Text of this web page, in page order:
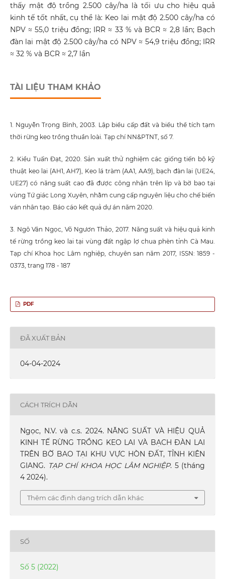
thấy mật độ trồng 2.500 cây/ha là tối ưu cho hiệu quả
kinh tế tốt nhất, cụ thể là: Keo lai mật độ 2.500 cây/ha có
NPV ≈ 55,0 triệu đồng; IRR ≈ 33 % và BCR ≈ 2,8 lần; Bạch
đàn lai mật độ 2.500 cây/ha có NPV ≈ 54,9 triệu đồng; IRR
≈ 32 % và BCR ≈ 2,7 lần
TÀI LIỆU THAM KHẢO
1. Nguyễn Trọng Bình, 2003. Lập biểu cấp đất và biểu thể tích tạm
thời rừng keo trồng thuần loài. Tạp chí NN&PTNT, số 7.
2. Kiều Tuấn Đạt, 2020. Sản xuất thử nghiệm các giống tiến bộ kỹ
thuật keo lai (AH1, AH7), Keo lá tràm (AA1, AA9), bạch đàn lai (UE24,
UE27) có năng suất cao đã được công nhận trên líp và bờ bao tại
vùng Tứ giác Long Xuyên, nhằm cung cấp nguyên liệu cho chế biến
ván nhân tạo. Báo cáo kết quả dự án năm 2020.
3. Ngô Văn Ngọc, Võ Ngươn Thảo, 2017. Năng suất và hiệu quả kinh
tế rừng trồng keo lai tại vùng đất ngập lợ chua phèn tỉnh Cà Mau.
Tạp chí Khoa học Lâm nghiệp, chuyên san năm 2017, ISSN: 1859 -
0373, trang 178 - 187
PDF
ĐÃ XUẤT BẢN
04-04-2024
CÁCH TRÍCH DẪN
Ngọc, N.V. và c.s. 2024. NĂNG SUẤT VÀ HIỆU QUẢ
KINH TẾ RỪNG TRỒNG KEO LAI VÀ BẠCH ĐÀN LAI
TRÊN BỜ BAO TẠI KHU VỰC HÒN ĐẤT, TỈNH KIÊN
GIANG. TẠP CHÍ KHOA HỌC LÂM NGHIỆP. 5 (tháng
4 2024).
Thêm các định dạng trích dẫn khác
SỐ
Số 5 (2022)